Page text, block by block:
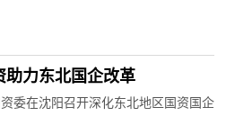
助力东北国企改革
委在沈阳召开深化东北地区国资国企